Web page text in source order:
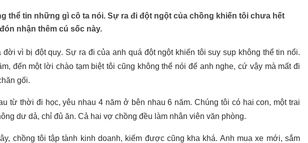
thể tin những gì cô ta nói. Sự ra đi đột ngột của chồng khiến tôi chưa hết
nhận thêm cú sốc này.
vì bị đột quỵ. Sự ra đi của anh quá đột ngột khiến tôi suy sụp không thể tin nổi.
đến một lời chào tạm biệt tôi cũng không thể nói để anh nghe, cứ vậy mà mất đi
gối.
từ thời đi học, yêu nhau 4 năm ở bên nhau 6 năm. Chúng tôi có hai con, một trai
dư dả, chỉ đủ ăn. Cả hai vợ chồng đều làm nhân viên văn phòng.
chồng tôi tập tành kinh doanh, kiếm được cũng kha khá. Anh mua xe mới, sắm